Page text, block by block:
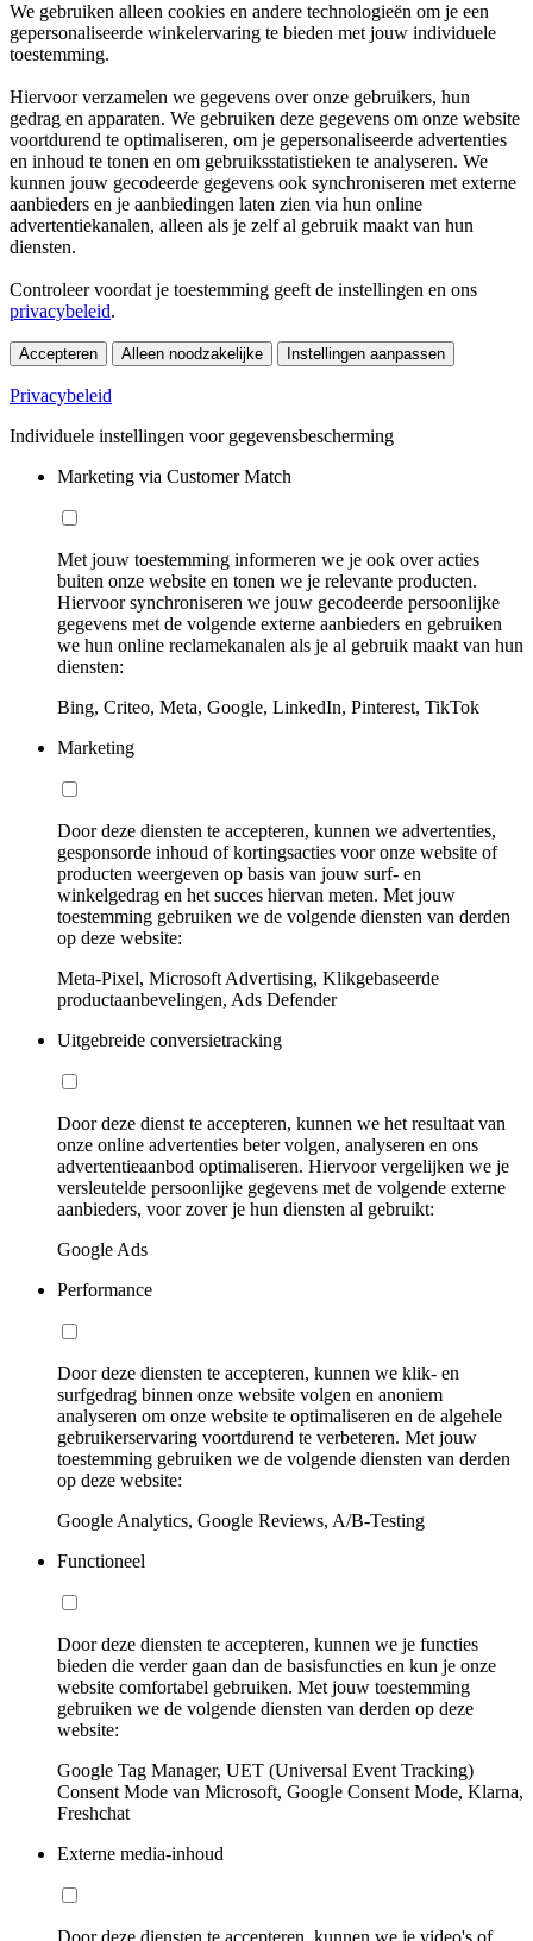
We gebruiken alleen cookies en andere technologieën om je een
gepersonaliseerde winkelervaring te bieden met jouw individuele
toestemming.
Hiervoor verzamelen we gegevens over onze gebruikers, hun
gedrag en apparaten. We gebruiken deze gegevens om onze website
voortdurend te optimaliseren, om je gepersonaliseerde advertenties
en inhoud te tonen en om gebruiksstatistieken te analyseren. We
kunnen jouw gecodeerde gegevens ook synchroniseren met externe
aanbieders en je aanbiedingen laten zien via hun online
advertentiekanalen, alleen als je zelf al gebruik maakt van hun
diensten.
Controleer voordat je toestemming geeft de instellingen en ons
privacybeleid.
Accepteren Alleen noodzakelijke Instellingen aanpassen
Privacybeleid
Individuele instellingen voor gegevensbescherming
Marketing via Customer Match
Met jouw toestemming informeren we je ook over acties
buiten onze website en tonen we je relevante producten.
Hiervoor synchroniseren we jouw gecodeerde persoonlijke
gegevens met de volgende externe aanbieders en gebruiken
we hun online reclamekanalen als je al gebruik maakt van hun
diensten:
Bing, Criteo, Meta, Google, LinkedIn, Pinterest, TikTok
Marketing
Door deze diensten te accepteren, kunnen we advertenties,
gesponsorde inhoud of kortingsacties voor onze website of
producten weergeven op basis van jouw surf- en
winkelgedrag en het succes hiervan meten. Met jouw
toestemming gebruiken we de volgende diensten van derden
op deze website:
Meta-Pixel, Microsoft Advertising, Klikgebaseerde
productaanbevelingen, Ads Defender
Uitgebreide conversietracking
Door deze dienst te accepteren, kunnen we het resultaat van
onze online advertenties beter volgen, analyseren en ons
advertentieaanbod optimaliseren. Hiervoor vergelijken we je
versleutelde persoonlijke gegevens met de volgende externe
aanbieders, voor zover je hun diensten al gebruikt:
Google Ads
Performance
Door deze diensten te accepteren, kunnen we klik- en
surfgedrag binnen onze website volgen en anoniem
analyseren om onze website te optimaliseren en de algehele
gebruikerservaring voortdurend te verbeteren. Met jouw
toestemming gebruiken we de volgende diensten van derden
op deze website:
Google Analytics, Google Reviews, A/B-Testing
Functioneel
Door deze diensten te accepteren, kunnen we je functies
bieden die verder gaan dan de basisfuncties en kun je onze
website comfortabel gebruiken. Met jouw toestemming
gebruiken we de volgende diensten van derden op deze
website:
Google Tag Manager, UET (Universal Event Tracking)
Consent Mode van Microsoft, Google Consent Mode, Klarna,
Freshchat
Externe media-inhoud
Door deze diensten te accepteren, kunnen we je video's of